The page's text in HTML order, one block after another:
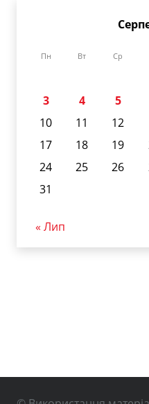
Пн Вт Ср
3
4 5
10
11 12
17
18 19
24
25 26
31
« Лип